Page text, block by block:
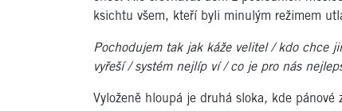
ksichtu všem, kteří byli minulým režimem
Pochodujem tak jak káže velitel / kdo chce
vyřeší / systém nejlíp ví / co je pro nás
Vyloženě hloupá je druhá sloka, kde pánové